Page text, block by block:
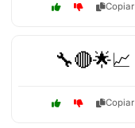
Copiar
🔧🔴🌟📈
Copiar